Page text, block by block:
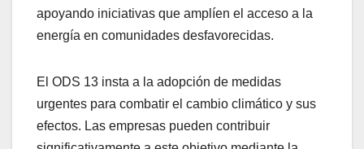
apoyando iniciativas que amplíen el acceso a la
energía en comunidades desfavorecidas.
El ODS 13 insta a la adopción de medidas
urgentes para combatir el cambio climático y sus
efectos. Las empresas pueden contribuir